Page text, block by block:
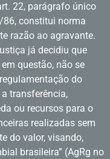
22, parágrafo único
constitui norma
razão ao agravante.
já decidiu que
questão, não se
do
transferência,
ou recursos para o
realizadas sem
do valor, visando,
brasileira” (AgRg no